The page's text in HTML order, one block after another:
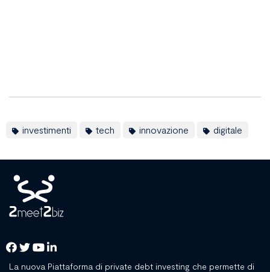
investimenti tech innovazione digitale
La nuova Piattaforma di private debt investing che permette di